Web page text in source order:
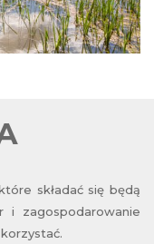
składać się będą
i zagospodarowanie